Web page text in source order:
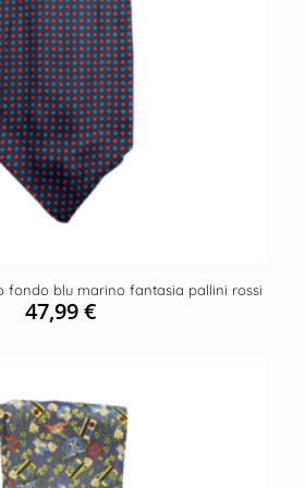
fondo blu marino fantasia pallini rossi
47,99€